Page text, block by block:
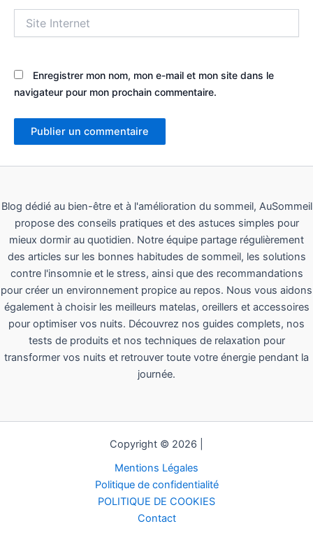
Internet
Enregistrer mon nom, mon e-mail et mon site dans le
navigateur pour mon prochain commentaire.
Blog dédié au bien-être et à l'amélioration du sommeil, AuSommeil
propose des conseils pratiques et des astuces simples pour
mieux dormir au quotidien. Notre équipe partage régulièrement
des articles sur les bonnes habitudes de sommeil, les solutions
contre l'insomnie et le stress, ainsi que des recommandations
pour créer un environnement propice au repos. Nous vous aidons
également à choisir les meilleurs matelas, oreillers et accessoires
pour optimiser vos nuits. Découvrez nos guides complets, nos
tests de produits et nos techniques de relaxation pour
transformer vos nuits et retrouver toute votre énergie pendant la
journée.
Copyright © 2026 |
Mentions Légales
Politique de confidentialité
POLITIQUE DE COOKIES
Contact